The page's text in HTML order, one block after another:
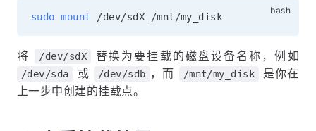
sudo mount
将 /dev/sdX 替换为要挂载的磁盘设备名称，例如
/dev/sda 或 /dev/sdb ，而 /mnt/my_disk
是你在
上一步中创建的挂载点。